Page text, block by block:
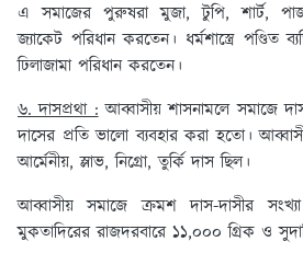
এ সমাজের পুরুষরা মুজা, টুপি, শার্ট,
জ্যাকেট পরিধান করতেন। ধর্মশাস্ত্রে পণ্ডিত
ঢিলাজামা পরিধান করতেন।
৬. দাসপ্রথা :আব্বাসীয় শাসনামলে সমাজে
দাসের প্রতি ভালো ব্যবহার করা হতো।
আর্মেনীয়, স্লাভ, নিগ্রো, তুর্কি দাস ছিল।
আব্বাসীয় সমাজে ক্রমশ দাস-দাসীর
মুকতাদিরের রাজদরবারে ১১,০০০ গ্রিক ও